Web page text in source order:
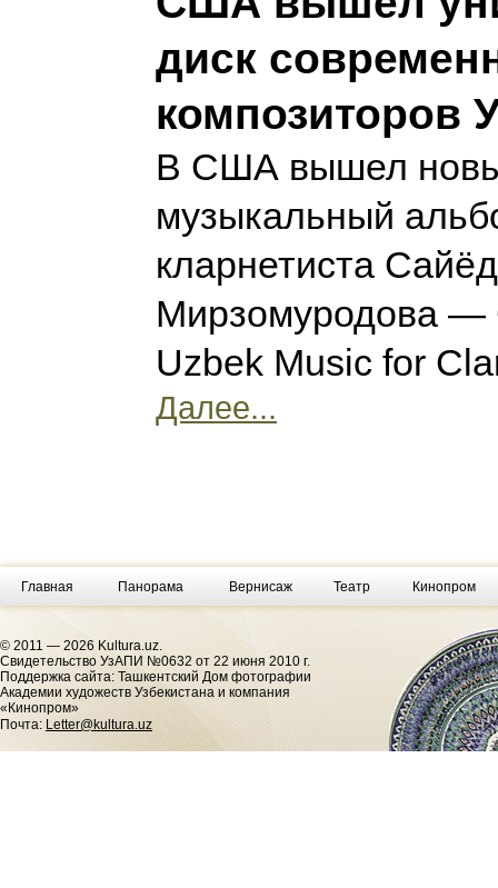
диск
композиторов
В США вышел
музыкальный
кларнетиста
Мирзомуродова —
Uzbek Music for
Далее...
Главная Панорама Вернисаж Театр Кинопром
© 2011 — 2026 Kultura.uz.
Cвидетельство УзАПИ №0632 от 22 июня 2010 г.
Поддержка сайта: Ташкентский Дом фотографии
Академии художеств Узбекистана и компания
«Кинопром»
Почта: Letter@kultura.uz